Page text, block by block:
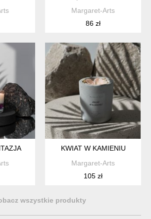
Margaret-Arts
86 zł
KWIAT W KAMIENIU
Margaret-Arts
105 zł
wszystkie produkty